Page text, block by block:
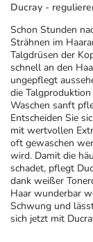
Ducray -
Schon Stunden
Strähnen im
Talgdrüsen der
schnell an den
ungepflegt
die
Waschen sanft
Entscheiden Sie
mit wertvollen
oft gewaschen
wird. Damit die
schadet, pflegt
dank weißer
Haar wunderbar
Schwung und
sich jetzt mit